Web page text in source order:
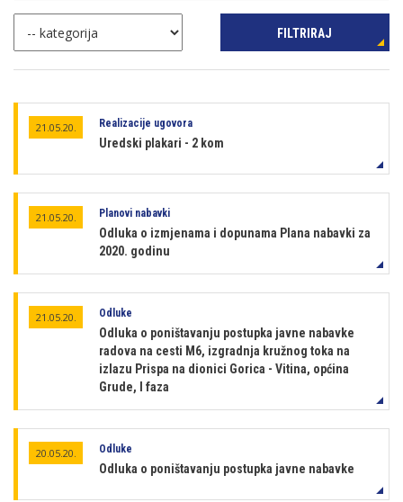
FILTRIRAJ
21.05.20. Realizacije ugovora
Uredski plakari - 2 kom
21.05.20. Planovi nabavki
Odluka o izmjenama i dopunama Plana nabavki za
2020. godinu
21.05.20. Odluke
Odluka o poništavanju postupka javne nabavke
radova na cesti M6, izgradnja kružnog toka na
izlazu Prispa na dionici Gorica - Vitina, općina
Grude, I faza
20.05.20. Odluke
Odluka o poništavanju postupka javne nabavke